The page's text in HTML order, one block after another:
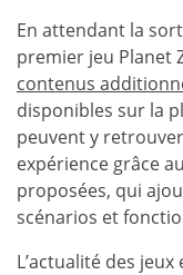
En attendant la
premier jeu Planet
contenus
disponibles sur la
peuvent y
expérience grâce
proposées, qui
scénarios et
L’actualité des